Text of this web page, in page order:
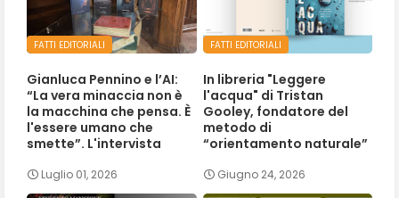
FATTI EDITORIALI
Gianluca Pennino e l’AI:
“La vera minaccia non è
la macchina che pensa. È
l'essere umano che
smette”. L'intervista
Luglio 01, 2026
FATTI EDITORIALI
In libreria "Leggere
l'acqua" di Tristan
Gooley, fondatore del
metodo di
“orientamento naturale”
Giugno 24, 2026